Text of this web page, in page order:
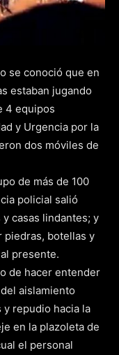
se conoció que en
estaban jugando
4 equipos
y Urgencia por la
dos móviles de
de más de 100
policial salió
casas lindantes; y
botellas y
presente.
de hacer entender
aislamiento
repudio hacia la
en la plazoleta de
el personal